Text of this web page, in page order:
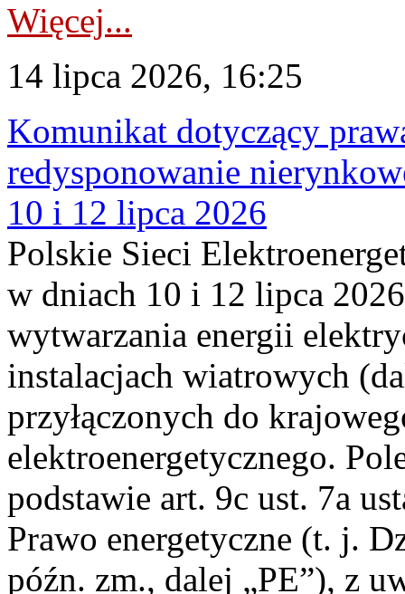
Więcej...
14 lipca 2026, 16:25
Komunikat dotyczący
redysponowanie
10 i 12 lipca 2026
Polskie Sieci
w dniach 10 i 12 lipca
wytwarzania energii
instalacjach wiatrowych
przyłączonych do
elektroenergetycznego.
podstawie art. 9c ust. 7a
Prawo energetyczne (t. j.
późn. zm., dalej „PE”), z